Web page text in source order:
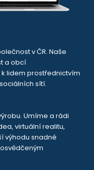
v ČR. Naše
a obcí
lidem prostřednictvím
sítí.
Umíme a rádi
virtuální realitu,
výhodu snadné